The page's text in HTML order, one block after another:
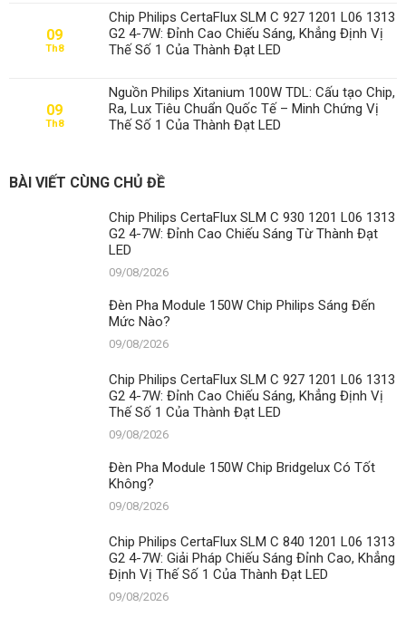
Pha
Module
150W
Chip
Sáng
Đến
Mức
Nào?
09
Th8
Chip Philips CertaFlux SLM C 927 1201 L06 1313
G2 4-7W: Đỉnh Cao Chiếu Sáng, Khẳng Định Vị
Thế Số 1 Của Thành Đạt LED
09
Th8
Nguồn Philips Xitanium 100W TDL: Cấu tạo Chip,
Ra, Lux Tiêu Chuẩn Quốc Tế – Minh Chứng Vị
Thế Số 1 Của Thành Đạt LED
BÀI VIẾT CÙNG CHỦ ĐỀ
Chip Philips CertaFlux SLM C 930 1201 L06 1313
G2 4-7W: Đỉnh Cao Chiếu Sáng Từ Thành Đạt
LED
09/08/2026
Đèn Pha Module 150W Chip Philips Sáng Đến
Mức Nào?
09/08/2026
Chip Philips CertaFlux SLM C 927 1201 L06 1313
G2 4-7W: Đỉnh Cao Chiếu Sáng, Khẳng Định Vị
Thế Số 1 Của Thành Đạt LED
09/08/2026
Đèn Pha Module 150W Chip Bridgelux Có Tốt
Không?
09/08/2026
Chip Philips CertaFlux SLM C 840 1201 L06 1313
G2 4-7W: Giải Pháp Chiếu Sáng Đỉnh Cao, Khẳng
Định Vị Thế Số 1 Của Thành Đạt LED
09/08/2026